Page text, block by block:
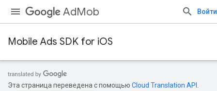
AdMob Войти
Mobile Ads SDK for iOS
Эта страница переведена с помощью Cloud Translation API